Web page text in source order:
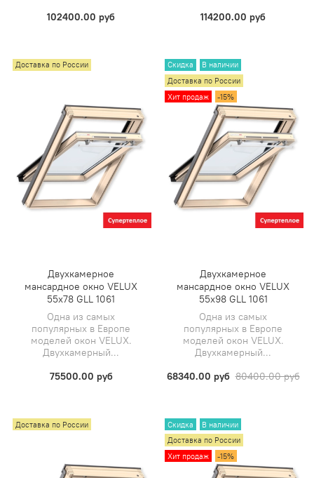
102400.00 руб
114200.00 руб
Доставка по России
Двухкамерное
мансардное окно VELUX
55х78 GLL 1061
Одна из самых
популярных в Европе
моделей окон VELUX.
Двухкамерный...
75500.00 руб
Скидка
В наличии
Доставка по России
Хит продаж
-15%
Двухкамерное
мансардное окно VELUX
55х98 GLL 1061
Одна из самых
популярных в Европе
моделей окон VELUX.
Двухкамерный...
68340.00 руб 80400.00 руб
Доставка по России Скидка
В наличии
Доставка по России
Хит продаж
-15%